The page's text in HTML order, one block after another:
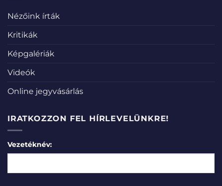
Nézőink írták
Kritikák
Képgalériák
Videók
Online jegyvásárlás
IRATKOZZON FEL HÍRLEVELÜNKRE!
Vezetéknév: